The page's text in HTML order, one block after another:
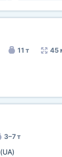
11 т 45
3–7 т
(UA)